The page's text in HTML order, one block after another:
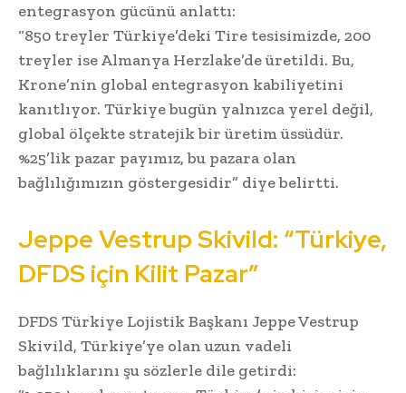
entegrasyon gücünü anlattı:
“850 treyler Türkiye’deki Tire tesisimizde, 200
treyler ise Almanya Herzlake’de üretildi. Bu,
Krone’nin global entegrasyon kabiliyetini
kanıtlıyor. Türkiye bugün yalnızca yerel değil,
global ölçekte stratejik bir üretim üssüdür.
%25’lik pazar payımız, bu pazara olan
bağlılığımızın göstergesidir” diye belirtti.
Jeppe Vestrup Skivild: “Türkiye,
DFDS için Kilit Pazar”
DFDS Türkiye Lojistik Başkanı Jeppe Vestrup
Skivild, Türkiye’ye olan uzun vadeli
bağlılıklarını şu sözlerle dile getirdi: